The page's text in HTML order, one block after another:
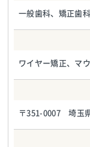
一般歯科、矯正歯
ワイヤー矯正、マ
〒351-0007 埼玉